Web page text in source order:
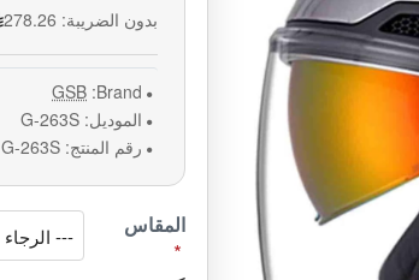
بدون الضريبة: 278.26
Brand:
GSB
الموديل: G-263S
رقم المنتج: G-263S
المقاس